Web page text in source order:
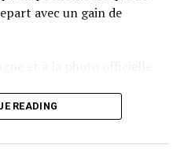
avec un gain de
READING